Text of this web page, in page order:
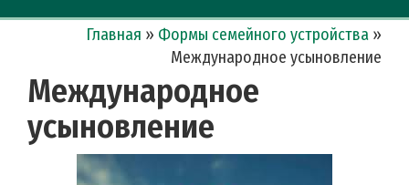
Главная » Формы семейного устройства »
Международное усыновление
Международное
усыновление